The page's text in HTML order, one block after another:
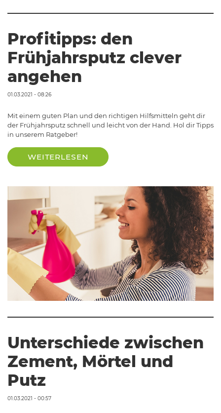
Profitipps: den
Frühjahrsputz clever
angehen
01.03.2021 - 08:26
Mit einem guten Plan und den richtigen Hilfsmitteln geht dir
der Frühjahrsputz schnell und leicht von der Hand. Hol dir Tipps
in unserem Ratgeber!
WEITERLESEN
Unterschiede zwischen
Zement, Mörtel und
Putz
01.03.2021 - 00:57